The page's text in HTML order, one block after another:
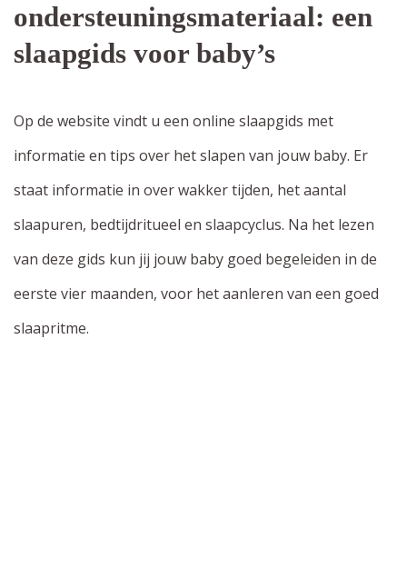
ondersteuningsmateriaal: een
slaapgids voor baby’s
Op de website vindt u een online slaapgids met
informatie en tips over het slapen van jouw baby. Er
staat informatie in over wakker tijden, het aantal
slaapuren, bedtijdritueel en slaapcyclus. Na het lezen
van deze gids kun jij jouw baby goed begeleiden in de
eerste vier maanden, voor het aanleren van een goed
slaapritme.